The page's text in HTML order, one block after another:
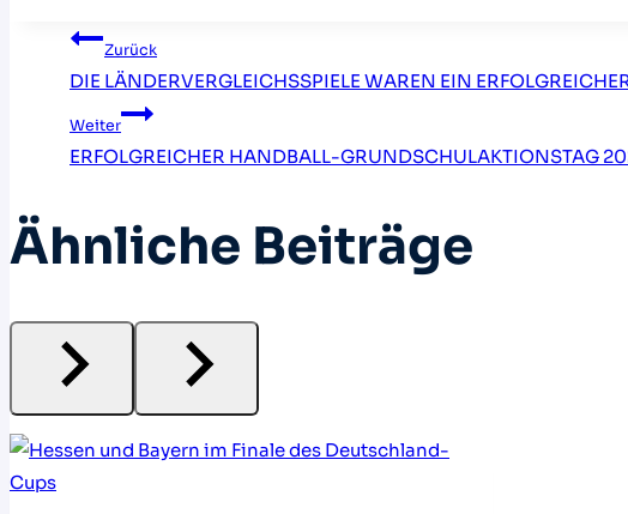
Beitragsnavigation
Zurück
DIE LÄNDERVERGLEICHSSPIELE WAREN EIN
Weiter
ERFOLGREICHER HANDBALL-GRUNDSCHULAKTIONSTAG
Ähnliche Beiträge